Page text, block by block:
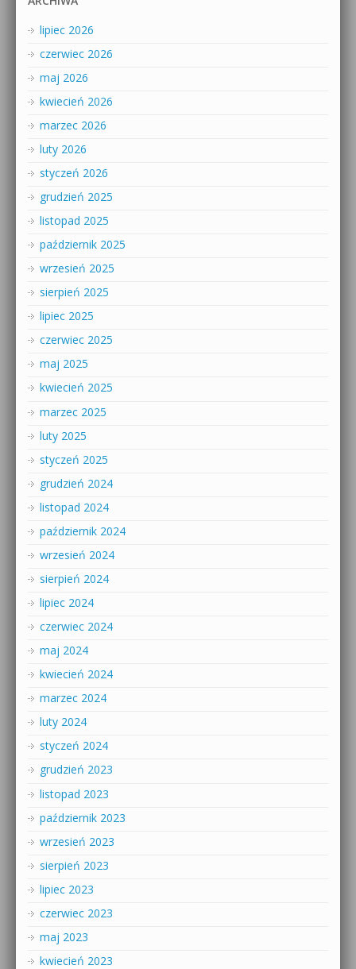
lipiec 2026
czerwiec 2026
maj 2026
kwiecień 2026
marzec 2026
luty 2026
styczeń 2026
grudzień 2025
listopad 2025
październik 2025
wrzesień 2025
sierpień 2025
lipiec 2025
czerwiec 2025
maj 2025
kwiecień 2025
marzec 2025
luty 2025
styczeń 2025
grudzień 2024
listopad 2024
październik 2024
wrzesień 2024
sierpień 2024
lipiec 2024
czerwiec 2024
maj 2024
kwiecień 2024
marzec 2024
luty 2024
styczeń 2024
grudzień 2023
listopad 2023
październik 2023
wrzesień 2023
sierpień 2023
lipiec 2023
czerwiec 2023
maj 2023
kwiecień 2023